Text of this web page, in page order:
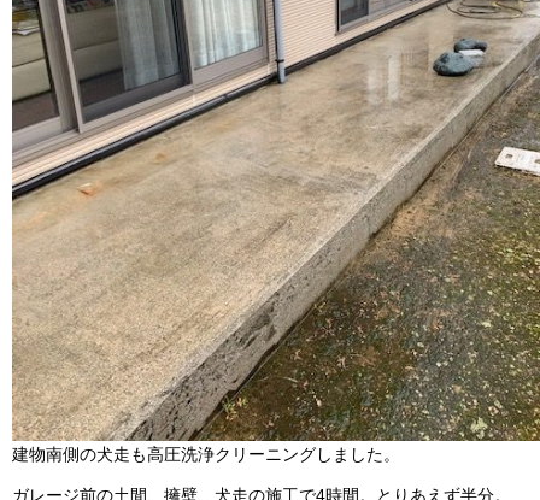
建物南側の犬走も高圧洗浄クリーニングしました。
ガレージ前の土間、擁壁、犬走の施工で4時間。とりあえず半分。